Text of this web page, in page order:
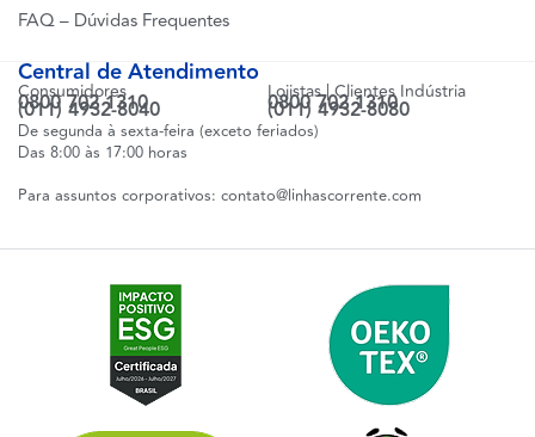
FAQ – Dúvidas Frequentes
Central de Atendimento
Consumidores
0800 702 1310
(011) 4932-8040
Lojistas | Clientes Indústria
0800 702 1310
(011) 4932-8080
De segunda à sexta-feira (exceto feriados)
Das 8:00 às 17:00 horas
Para assuntos corporativos: contato@linhascorrente.com